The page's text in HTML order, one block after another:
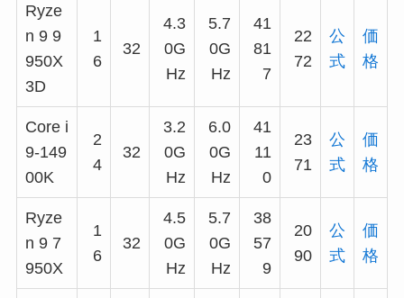
Ryze
n 9 9
950X
3D
1
6
32
4.3
0G
Hz
5.7
0G
Hz
41
81
7
22
72
公
式
価
格
Core i
9-149
00K
2
4
32
3.2
0G
Hz
6.0
0G
Hz
41
11
0
23
71
公
式
価
格
Ryze
n 9 7
950X
1
6
32
4.5
0G
Hz
5.7
0G
Hz
38
57
9
20
90
公
式
価
格